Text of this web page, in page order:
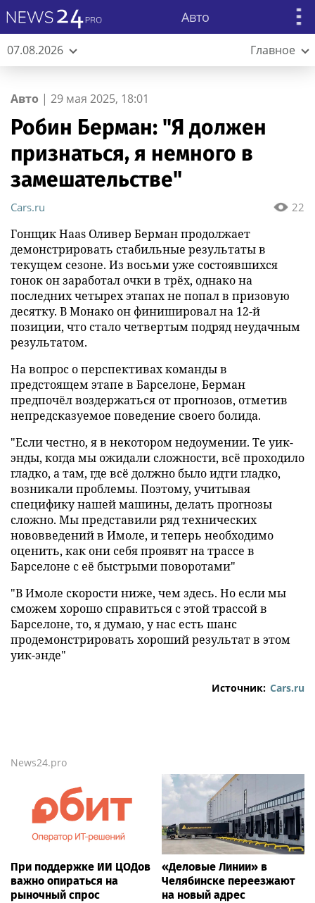
Авто
07.08.2026 Главное
Авто | 29 мая 2025, 18:01
Робин Берман: "Я должен
признаться, я немного в
замешательстве"
22
Cars.ru
Гонщик Haas Оливер Берман продолжает
демонстрировать стабильные результаты в
текущем сезоне. Из восьми уже состоявшихся
гонок он заработал очки в трёх, однако на
последних четырех этапах не попал в призовую
десятку. В Монако он финишировал на 12-й
позиции, что стало четвертым подряд неудачным
результатом.
На вопрос о перспективах команды в
предстоящем этапе в Барселоне, Берман
предпочёл воздержаться от прогнозов, отметив
непредсказуемое поведение своего болида.
"Если честно, я в некотором недоумении. Те уик-
энды, когда мы ожидали сложности, всё проходило
гладко, а там, где всё должно было идти гладко,
возникали проблемы. Поэтому, учитывая
специфику нашей машины, делать прогнозы
сложно. Мы представили ряд технических
нововведений в Имоле, и теперь необходимо
оценить, как они себя проявят на трассе в
Барселоне с её быстрыми поворотами"
"В Имоле скорости ниже, чем здесь. Но если мы
сможем хорошо справиться с этой трассой в
Барселоне, то, я думаю, у нас есть шанс
продемонстрировать хороший результат в этом
уик-энде"
Источник: Cars.ru
News24.pro
При поддержке ИИ ЦОДов
важно опираться на
рыночный спрос
«Деловые Линии» в
Челябинске переезжают
на новый адрес